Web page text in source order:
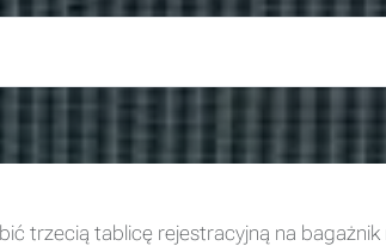
trzecią tablicę rejestracyjną na